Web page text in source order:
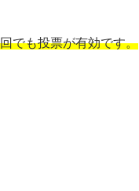
でも投票が有効です。